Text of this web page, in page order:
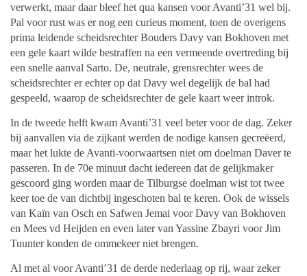
verwerkt, maar daar bleef het qua kansen voor Avanti’31 wel bij.
Pal voor rust was er nog een curieus moment, toen de overigens
prima leidende scheidsrechter Bouders Davy van Bokhoven met
een gele kaart wilde bestraffen na een vermeende overtreding bij
een snelle aanval Sarto. De, neutrale, grensrechter wees de
scheidsrechter er echter op dat Davy wel degelijk de bal had
gespeeld, waarop de scheidsrechter de gele kaart weer introk.
In de tweede helft kwam Avanti’31 veel beter voor de dag. Zeker
bij aanvallen via de zijkant werden de nodige kansen gecreëerd,
maar het lukte de Avanti-voorwaartsen niet om doelman Daver te
passeren. In de 70e minuut dacht iedereen dat de gelijkmaker
gescoord ging worden maar de Tilburgse doelman wist tot twee
keer toe de van dichtbij ingeschoten bal te keren. Ook de wissels
van Kaïn van Osch en Safwen Jemai voor Davy van Bokhoven
en Mees vd Heijden en even later van Yassine Zbayri voor Jim
Tuunter konden de ommekeer niet brengen.
Al met al voor Avanti’31 de derde nederlaag op rij, waar zeker